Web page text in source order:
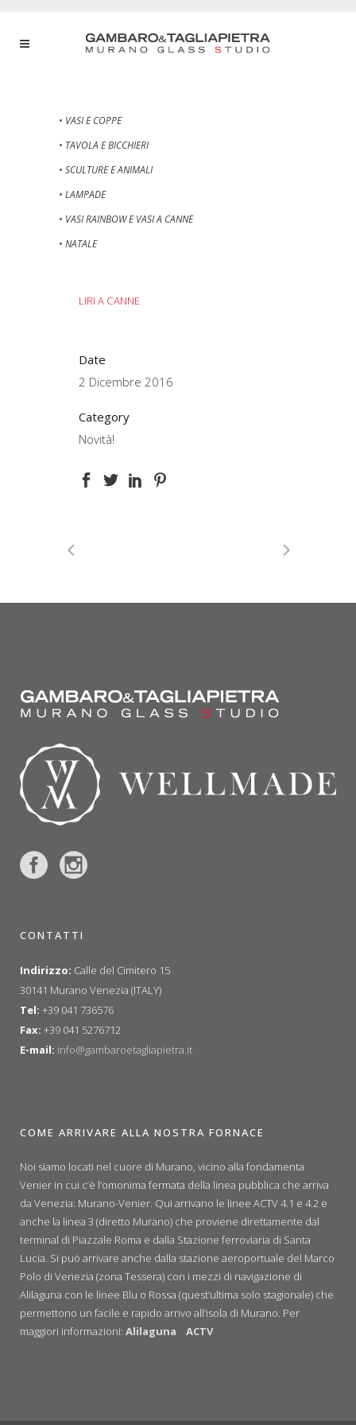
• VASI E COPPE
• TAVOLA E BICCHIERI
• SCULTURE E ANIMALI
• LAMPADE
• VASI RAINBOW E VASI A CANNE
• NATALE
LIRI A CANNE
Date
2 Dicembre 2016
Category
Novità!
CONTATTI
Indirizzo: Calle del Cimitero 15
30141 Murano Venezia (ITALY)
Tel: +39 041 736576
Fax: +39 041 5276712
E-mail: info@gambaroetagliapietra.it
COME ARRIVARE ALLA NOSTRA FORNACE
Noi siamo locati nel cuore di Murano, vicino alla fondamenta
Venier in cui c’è l’omonima fermata della linea pubblica che arriva
da Venezia: Murano-Venier. Qui arrivano le linee ACTV 4.1 e 4.2 e
anche la linea 3 (diretto Murano) che proviene direttamente dal
terminal di Piazzale Roma e dalla Stazione ferroviaria di Santa
Lucia. Si può arrivare anche dalla stazione aeroportuale del Marco
Polo di Venezia (zona Tessera) con i mezzi di navigazione di
Alilaguna con le linee Blu o Rossa (quest’ultima solo stagionale) che
permettono un facile e rapido arrivo all’isola di Murano. Per
maggiori informazioni: Alilaguna ACTV